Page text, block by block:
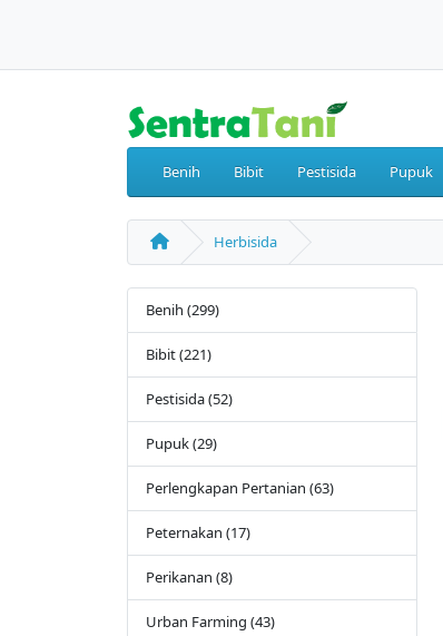
Benih Bibit Pestisida Pupuk
Herbisida
Benih (299)
Bibit (221)
Pestisida (52)
Pupuk (29)
Perlengkapan Pertanian (63)
Peternakan (17)
Perikanan (8)
Urban Farming (43)